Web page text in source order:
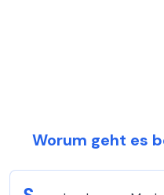
Worum geht es